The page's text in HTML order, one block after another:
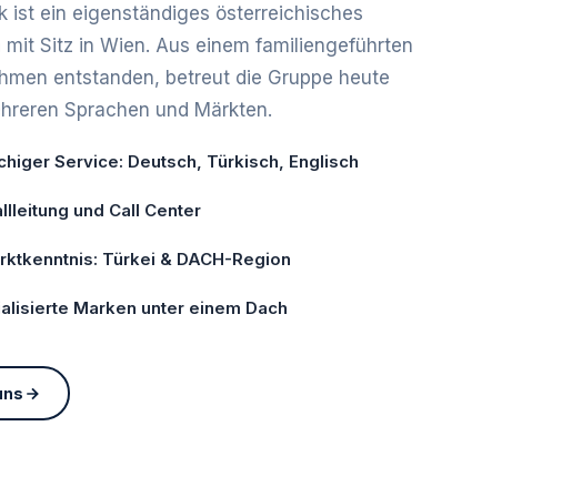
ist ein eigenständiges österreichisches
mit Sitz in Wien. Aus einem familiengeführten
entstanden, betreut die Gruppe heute
Sprachen und Märkten.
Service: Deutsch, Türkisch, Englisch
und Call Center
Türkei & DACH-Region
Marken unter einem Dach